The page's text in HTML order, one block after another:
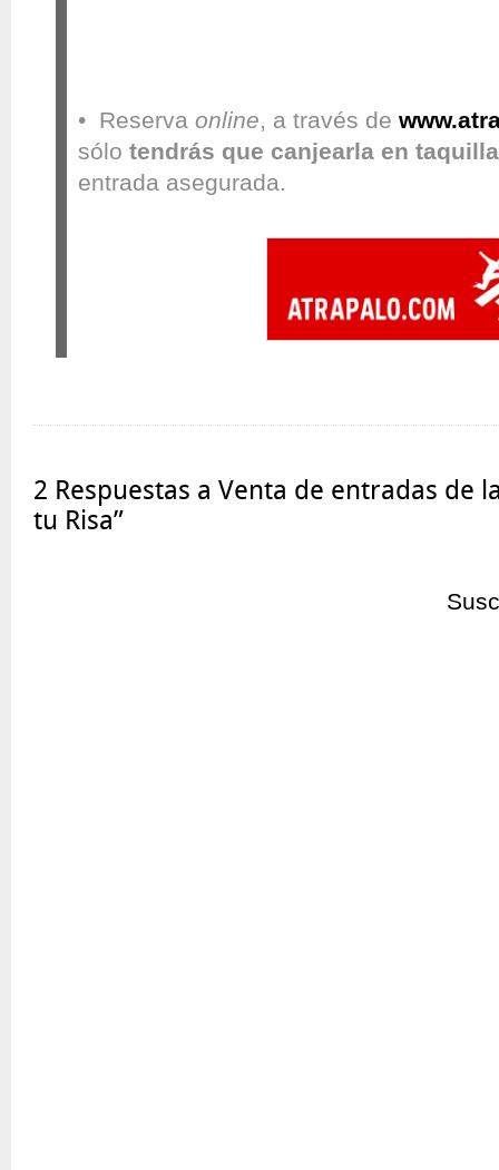
• Reserva online, a través de
sólo tendrás que canjearla en taquilla
entrada asegurada.
2 Respuestas a Venta de entradas de
tu Risa”